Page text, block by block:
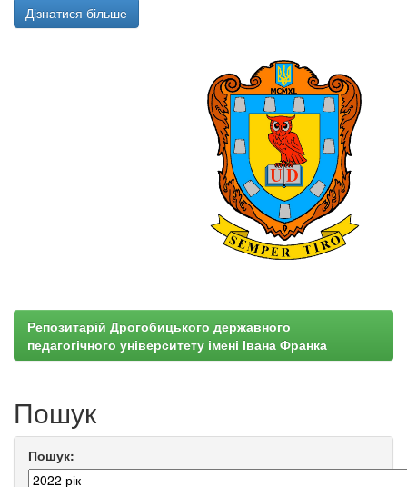
Дізнатися більше
Репозитарій Дрогобицького державного
педагогічного університету імені Івана Франка
Пошук
Пошук: